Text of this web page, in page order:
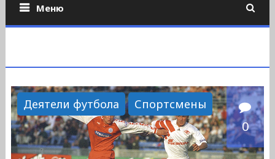
Меню
Деятели футбола Спортсмены
0